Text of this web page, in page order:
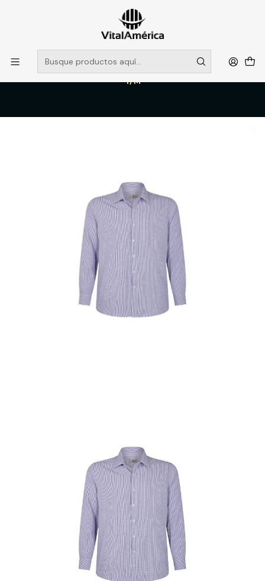
POR SISTEMA FRONTAL SOLO RETIROS EN TIENDA, DESDE
MUCHAS GRACIAS +569 5956 2237
Leer más
Catálogo
VESTIMENTA TECNICA Y CORPORATIVA
POLERAS Y CAMISAS
CAMISA TREVIRA URBAN CUADROS M/L HOMBRE CELESTE CLARO
T/M